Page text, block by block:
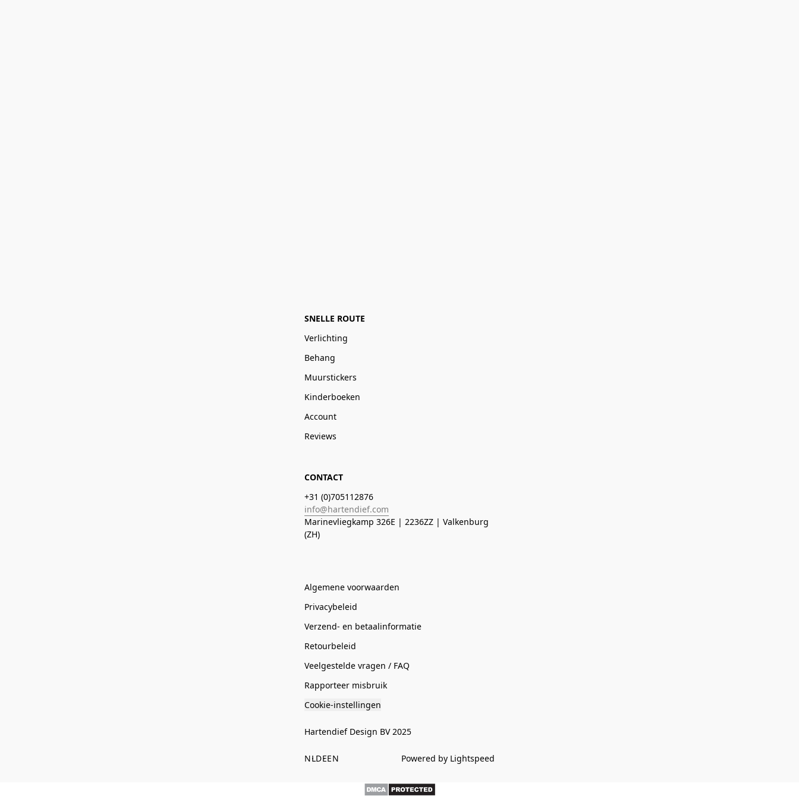
SNELLE ROUTE
Verlichting
Behang
Muurstickers
Kinderboeken
Account
Reviews
CONTACT
+31 (0)705112876
info@hartendief.com
Marinevliegkamp 326E | 2236ZZ | Valkenburg
(ZH)
Algemene voorwaarden
Privacybeleid
Verzend- en betaalinformatie
Retourbeleid
Veelgestelde vragen / FAQ
Rapporteer misbruik
Cookie-instellingen
Hartendief Design BV 2025
NLDEEN Powered by Lightspeed